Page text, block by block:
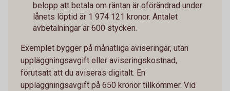
belopp att betala om räntan är oförändrad under
lånets löptid är 1 974 121 kronor. Antalet
avbetalningar är 600 stycken.
Exemplet bygger på månatliga aviseringar, utan
uppläggningsavgift eller aviseringskostnad,
förutsatt att du aviseras digitalt. En
uppläggningsavgift på 650 kronor tillkommer. Vid